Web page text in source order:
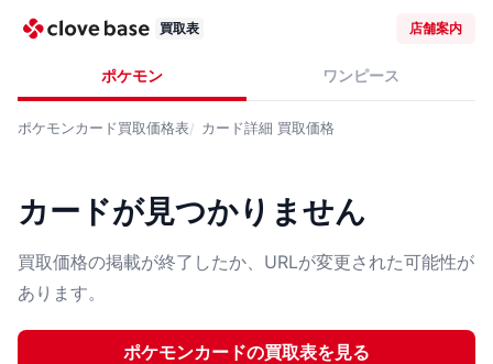
買取表 店舗案内
ポケモン ワンピース
ポケモンカード買取価格表 カード詳細 買取価格
カードが見つかりません
買取価格の掲載が終了したか、URLが変更された可能性が
あります。
ポケモンカードの買取表を見る